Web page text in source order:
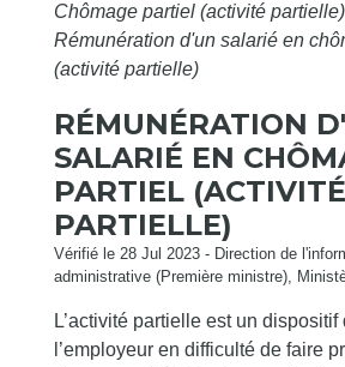
Chômage partiel (activité partielle)
Rémunération d'un salarié en
(activité partielle)
RÉMUNÉRATION
SALARIÉ EN
PARTIEL (ACTIVITÉ
PARTIELLE)
Vérifié le 28 Jul 2023 - Direction de
administrative (Première ministre),
L’activité partielle est un dispositif
l’employeur en difficulté de faire